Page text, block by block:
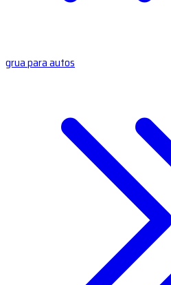
grua para autos